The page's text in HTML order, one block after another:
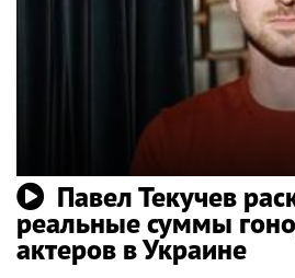
Павел Текучев
реальные суммы
актеров в Украине